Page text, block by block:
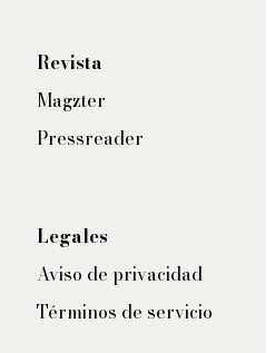
Revista
Magzter
Pressreader
Legales
Aviso de privacidad
Términos de servicio